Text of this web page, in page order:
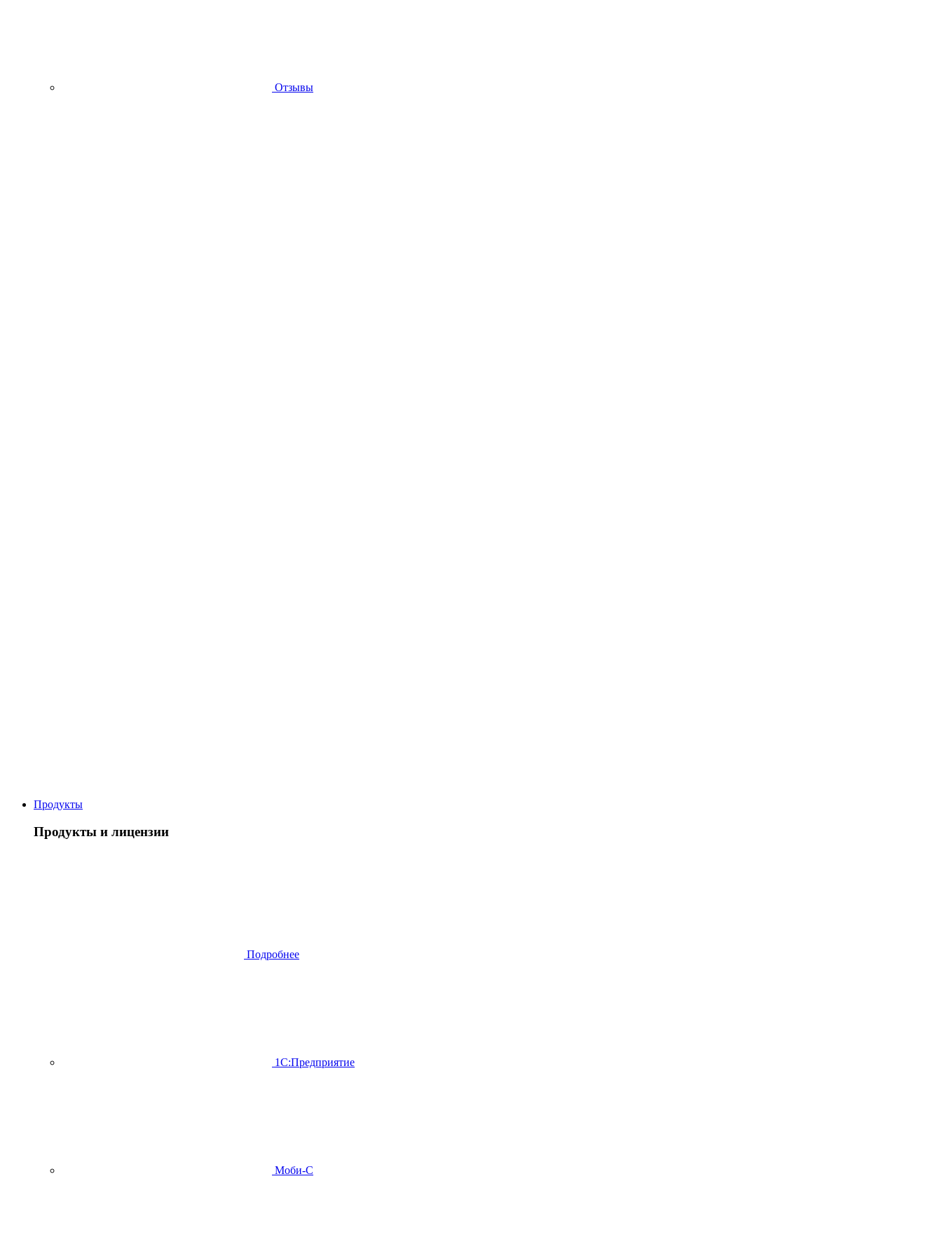
Отзывы
Продукты
Продукты и лицензии
Подробнее
1С:Предприятие
Моби-С